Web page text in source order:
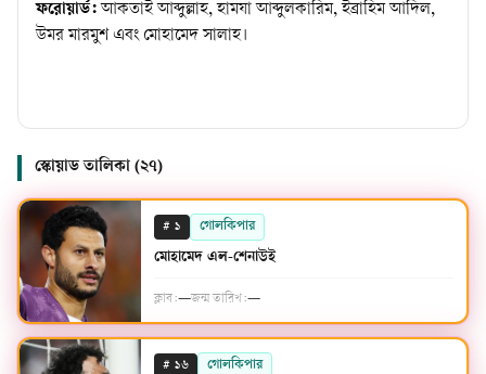
ফরোয়ার্ড:আকতাই আব্দুল্লাহ, হামযা আব্দুলকারিম, ইব্রাহিম আদিল,
উমর মারমুশ এবং মোহামেদ সালাহ।
স্কোয়াড তালিকা (২৭)
# ১ গোলকিপার
মোহামেদ এল-শেনাউই
ক্লাব:—জন্ম তারিখ:—
# ১৬ গোলকিপার